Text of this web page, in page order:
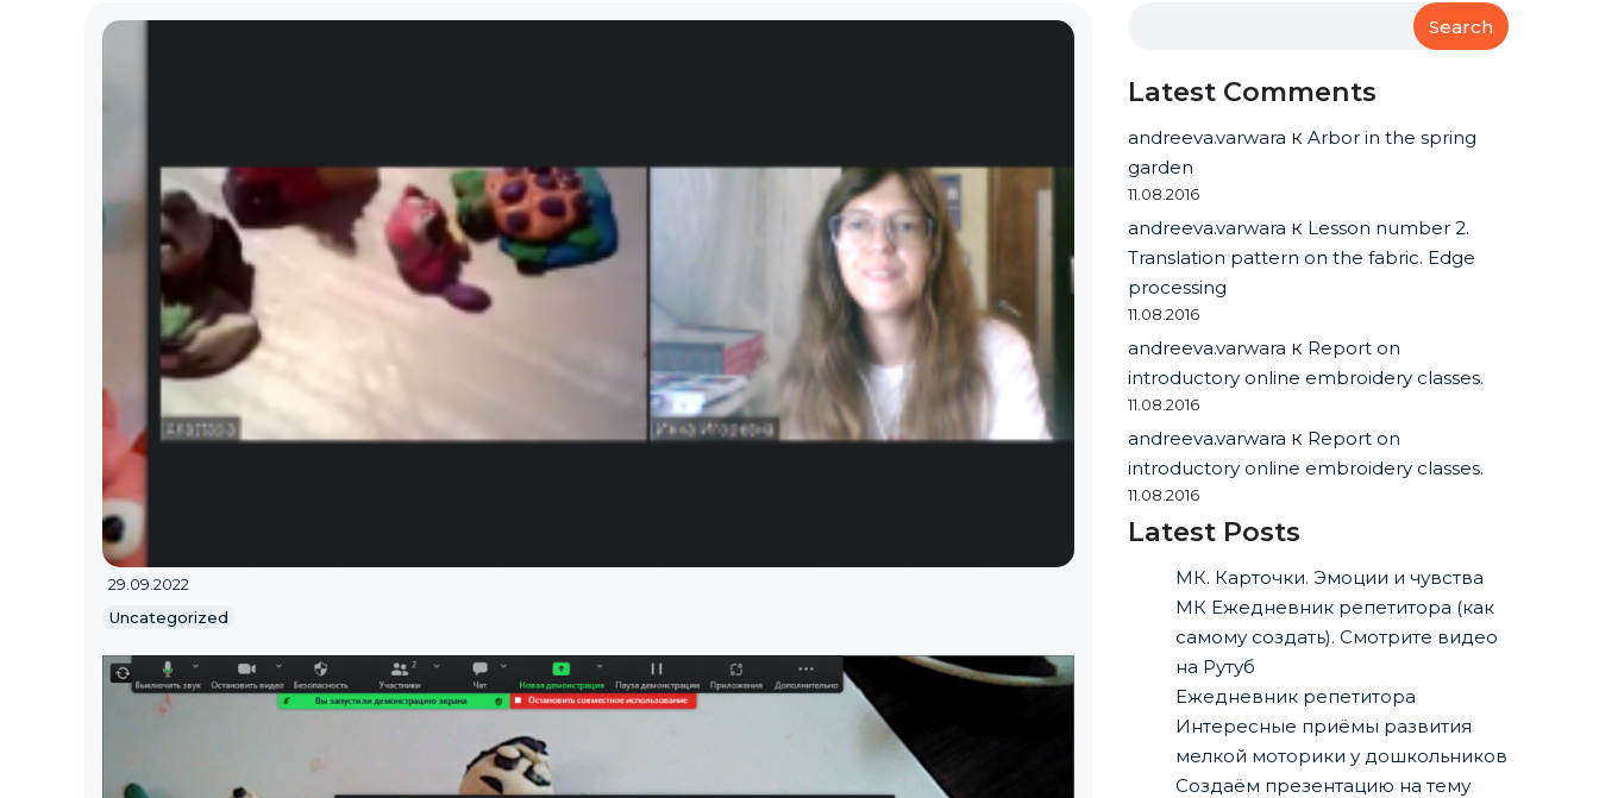
29.09.2022
Uncategorized
Search
Latest Comments
andreeva.varwara кArbor in the spring
garden
11.08.2016
andreeva.varwara к Lesson number 2.
Translation pattern on the fabric. Edge
processing
11.08.2016
andreeva.varwara к Report on
introductory online embroidery classes.
11.08.2016
andreeva.varwara к Report on
introductory online embroidery classes.
11.08.2016
Latest Posts
МК. Карточки. Эмоции и чувства
МК Ежедневник репетитора (как
самому создать). Смотрите видео
на Рутуб
Ежедневник репетитора
Интересные приёмы развития
мелкой моторики у дошкольников
Создаём презентацию на тему